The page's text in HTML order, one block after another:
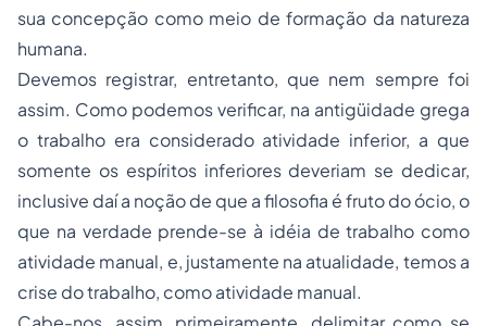
sua concepção como meio de formação da natureza
humana.
Devemos registrar, entretanto, que nem sempre foi
assim. Como podemos verificar, na antigüidade grega
o trabalho era considerado atividade inferior, a que
somente os espíritos inferiores deveriam se dedicar,
inclusive daí a noção de que a filosofia é fruto do ócio, o
que na verdade prende-se à idéia de trabalho como
atividade manual, e, justamente na atualidade, temos a
crise do trabalho, como atividade manual.